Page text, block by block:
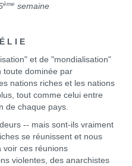
ème semaine
L I E
et de "mondialisation"
toute dominée par
nations riches et les nations
tout comme celui entre
de chaque pays.
-- mais sont-ils vraiment
se réunissent et nous
voir ces réunions
violentes, des anarchistes